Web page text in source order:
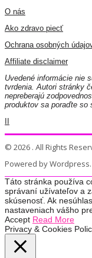
O nás
Ako zdravo piecť
Ochrana osobných
Affiliate disclaimer
Uvedené informácie nie
tvrdenia. Autori stránky
nepreberajú
produktov sa poraďte so
© 2026 . All Rights
Powered by
Táto stránka používa
správaní užívateľov a
skúsenosť. Ak
nastaveniach vášho
Accept Read More
Privacy & Cookies